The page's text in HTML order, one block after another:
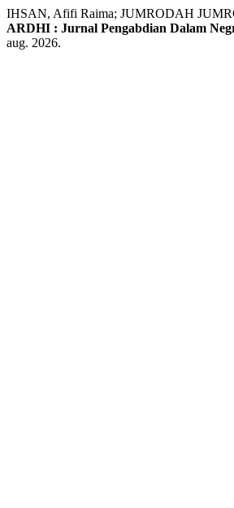
IHSAN, Afifi Raima; JUMRODAH
ARDHI : Jurnal Pengabdian Dalam
aug. 2026.